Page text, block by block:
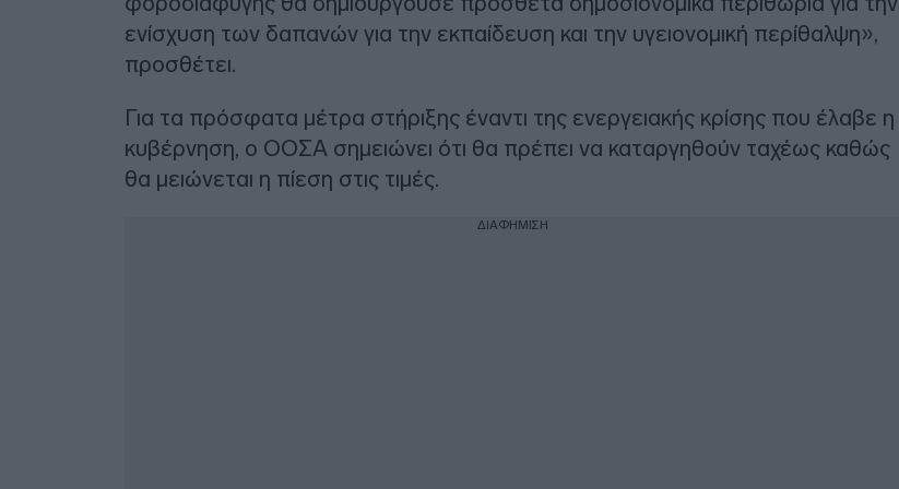
ενίσχυση των δαπανών για την εκπαίδευση και την υγειονομική περίθαλψη»,
προσθέτει.
Για τα πρόσφατα μέτρα στήριξης έναντι της ενεργειακής κρίσης που έλαβε η
κυβέρνηση, ο ΟΟΣΑ σημειώνει ότι θα πρέπει να καταργηθούν ταχέως καθώς
θα μειώνεται η πίεση στις τιμές.
ΔΙΑΦΗΜΙΣΗ